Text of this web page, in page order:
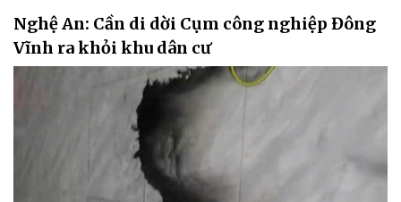
Nghệ An: Cần di dời Cụm công nghiệp Đông
Vĩnh ra khỏi khu dân cư